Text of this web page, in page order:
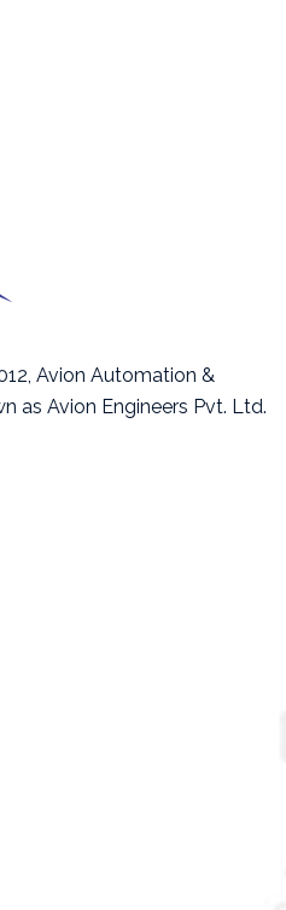
Avion Automation &
as Avion Engineers Pvt. Ltd.